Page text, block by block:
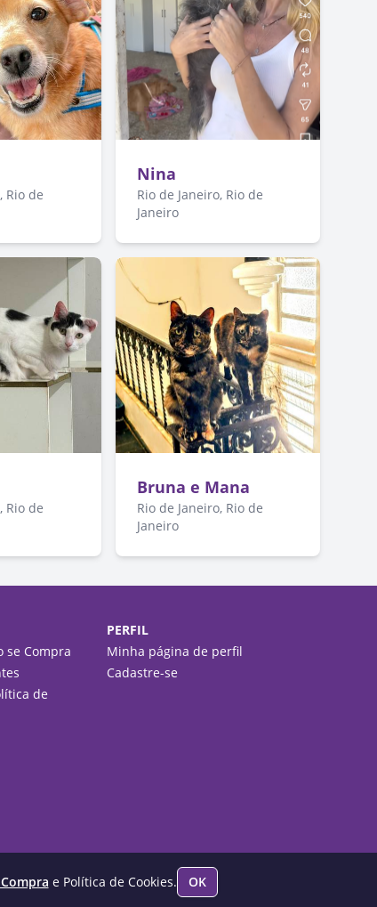
Rio de
Nina
Rio de Janeiro, Rio de
Janeiro
Rio de
Bruna e Mana
Rio de Janeiro, Rio de
Janeiro
e Política de Cookies. OK
se Compra
de
PERFIL
Minha página de perfil
Cadastre-se